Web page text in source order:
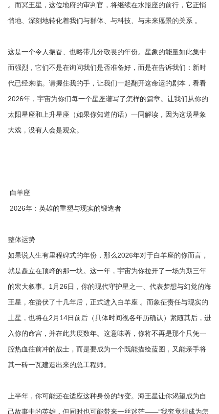
。而冥王星，这位地府的审判官，将继续在水瓶座的前行，它正悄
悄地、深刻地转化着我们与群体、与科技、与未来愿景的关系 。
这是一个令人振奋、也略带几分敬畏的年份。星象的能量如此集中
而强烈，它们不是在询问我们是否准备好，而是在告诉我们：新时
代已经来临。请握住我的手，让我们一起翻开这命运的剧本，看看
2026年，宇宙为你们每一个星座谱写了怎样的篇章。让我们从你的
太阳星座和上升星座（如果你知道的话）一同解读，因为这场星象
大戏，没有人会是观众。
白羊座
2026年：英雄的重塑与现实的锻造者
整体运势
如果说人生有里程碑式的年份，那么2026年对于白羊座的你而言，
就是矗立在顶峰的那一块。这一年，宇宙为你拉开了一场为期三年
的宏大叙事。1月26日，你的现代守护星之一、代表梦想与幻觉的海
王星，在蛰伏了十几年后，正式进入白羊座 。而象征责任与现实的
土星，也将在2月14日前后（具体时间视各年历确认）紧随其后，进
入你的命宫，并在此共度数年。这意味著，你将不再是那个只凭一
腔热血往前冲的战士，而是要成为一个既能描绘蓝图，又能亲手将
其一砖一瓦建造出来的总工程师。
上半年，你可能还在适应这种身份的转变。海王星让你渴望成为自
己故事中的英雄，但同时也可能带来一丝迷茫——“我究竟想成为怎